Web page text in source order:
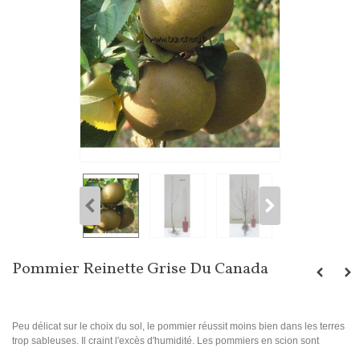
Pommier Reinette Grise Du Canada
Peu délicat sur le choix du sol, le pommier réussit moins bien dans les terres
trop sableuses. Il craint l'excès d'humidité. Les pommiers en scion sont